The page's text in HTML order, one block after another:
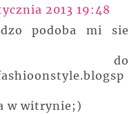
2013 19:48
podoba mi sie
do
w witrynie;)